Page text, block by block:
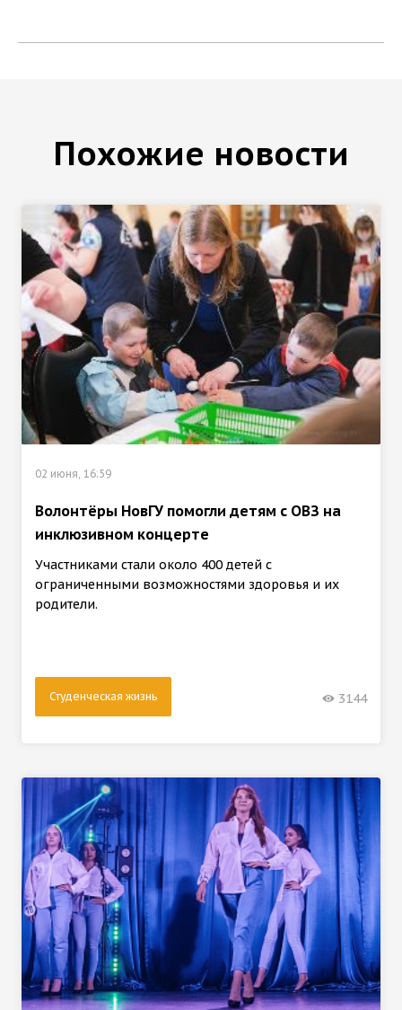
Похожие новости
02 июня, 16:59
Волонтёры НовГУ помогли детям с ОВЗ на
инклюзивном концерте
Участниками стали около 400 детей с
ограниченными возможностями здоровья и их
родители.
Студенческая жизнь 3144